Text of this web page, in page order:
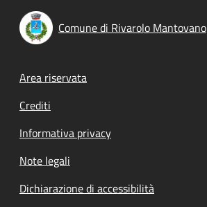
Comune di Rivarolo Mantovano
Footer menu
Area riservata
Crediti
Informativa privacy
Note legali
Dichiarazione di accessibilità